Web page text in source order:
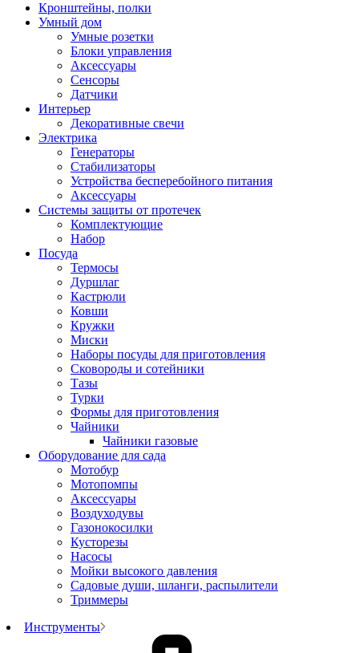
Кронштейны, полки
Умный дом
Умные розетки
Блоки управления
Аксессуары
Сенсоры
Датчики
Интерьер
Декоративные свечи
Электрика
Генераторы
Стабилизаторы
Устройства бесперебойного питания
Аксессуары
Системы защиты от протечек
Комплектующие
Набор
Посуда
Термосы
Дуршлаг
Кастрюли
Ковши
Кружки
Миски
Наборы посуды для приготовления
Сковороды и сотейники
Тазы
Турки
Формы для приготовления
Чайники
Чайники газовые
Оборудование для сада
Мотобур
Мотопомпы
Аксессуары
Воздуходувы
Газонокосилки
Кусторезы
Насосы
Мойки высокого давления
Садовые души, шланги, распылители
Триммеры
Инструменты